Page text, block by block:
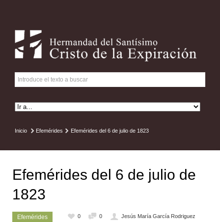
Inicio Efemérides Efemérides del 6 de julio de 1823
Efemérides del 6 de julio de
1823
Efemérides 0 0
Jesús María García Rodriguez